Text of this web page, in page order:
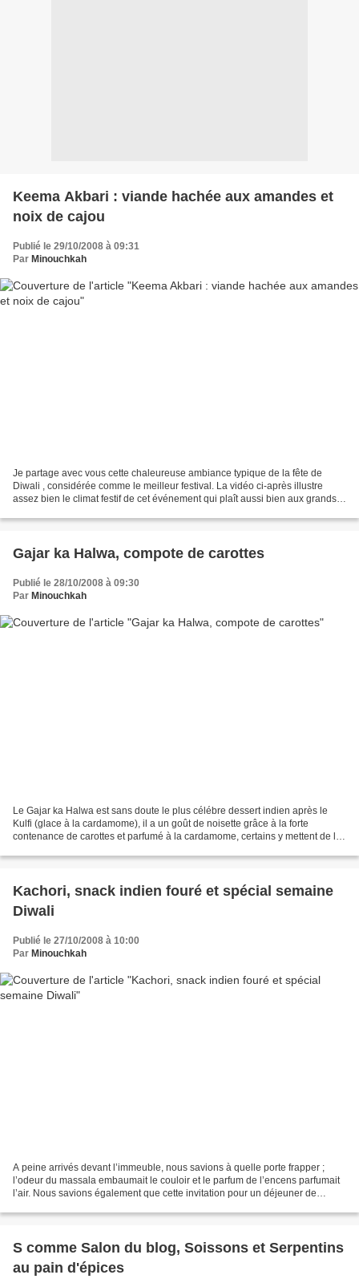
Keema Akbari : viande hachée aux amandes et
noix de cajou
Publié le 29/10/2008 à 09:31
Par Minouchkah
Je partage avec vous cette chaleureuse ambiance typique de la fête de
Diwali , considérée comme le meilleur festival. La vidéo ci-après illustre
assez bien le climat festif de cet événement qui plaît aussi bien aux grands
Gajar ka Halwa, compote de carottes
Publié le 28/10/2008 à 09:30
Par Minouchkah
Le Gajar ka Halwa est sans doute le plus célébre dessert indien après le
Kulfi (glace à la cardamome), il a un goût de noisette grâce à la forte
contenance de carottes et parfumé à la cardamome, certains y mettent de la
Kachori, snack indien fouré et spécial semaine
Diwali
Publié le 27/10/2008 à 10:00
Par Minouchkah
A peine arrivés devant l’immeuble, nous savions à quelle porte frapper ;
l’odeur du massala embaumait le couloir et le parfum de l’encens parfumait
l’air. Nous savions également que cette invitation pour un déjeuner de
S comme Salon du blog, Soissons et Serpentins
au pain d'épices